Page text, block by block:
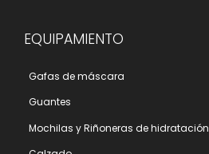
EQUIPAMIENTO
Gafas de máscara
Guantes
Mochilas y Riñoneras de hidratación